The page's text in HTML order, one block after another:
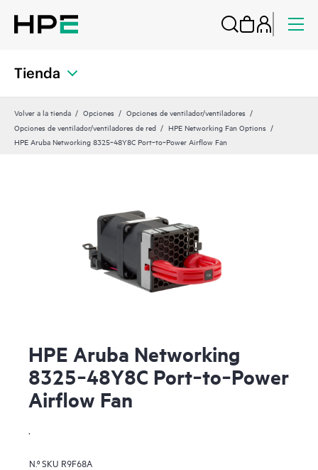
Tienda
Volver a la tienda Opciones
Opciones de ventilador/ventiladores
Opciones de ventilador/ventiladores de red
HPE Networking Fan Options
HPE Aruba Networking 8325‑48Y8C Port‑to‑Power Airflow Fan
HPE Aruba Networking
8325‑48Y8C Port‑to‑Power
Airflow Fan
N.º SKU R9F68A